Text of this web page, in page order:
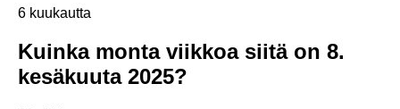
6 kuukautta
Kuinka monta viikkoa siitä on 8.
kesäkuuta 2025?